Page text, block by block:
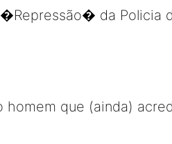
da Policia
homem que (ainda)